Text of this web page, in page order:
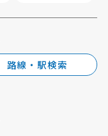
路線・駅検索